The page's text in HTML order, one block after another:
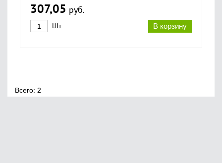
307,05 руб.
В корзину
Шт.
Всего: 2